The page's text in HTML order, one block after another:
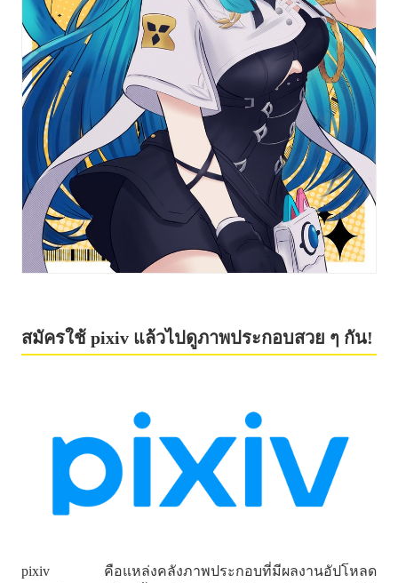
สมัครใช้ pixiv แล้วไปดูภาพประกอบสวย ๆ กัน!
pixiv คือแหล่งคลังภาพประกอบที่มีผลงานอัปโหลด